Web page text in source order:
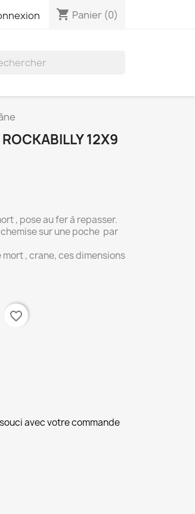
shopping_cart Panier (0)
12X9
, pose au fer à repasser.
sur une poche par
, crane, ces dimensions
favorite_border
avec votre commande